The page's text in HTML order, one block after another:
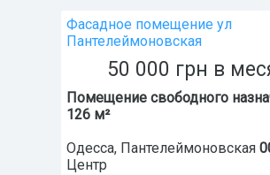
Фасадное помещение ул
Пантелеймоновская
50 000 грн в
Помещение свободного
126 м²
Одесса, Пантелеймоновская
Центр